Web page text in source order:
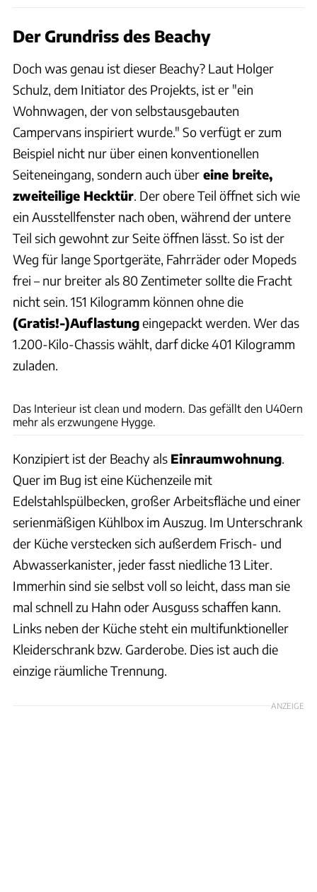
Der Grundriss des Beachy
Doch was genau ist dieser Beachy? Laut Holger
Schulz, dem Initiator des Projekts, ist er "ein
Wohnwagen, der von selbstausgebauten
Campervans inspiriert wurde." So verfügt er zum
Beispiel nicht nur über einen konventionellen
Seiteneingang, sondern auch über eine breite,
zweiteilige Hecktür. Der obere Teil öffnet sich wie
ein Ausstellfenster nach oben, während der untere
Teil sich gewohnt zur Seite öffnen lässt. So ist der
Weg für lange Sportgeräte, Fahrräder oder Mopeds
frei – nur breiter als 80 Zentimeter sollte die Fracht
nicht sein. 151 Kilogramm können ohne die
(Gratis!-)Auflastungeingepackt werden. Wer das
1.200-Kilo-Chassis wählt, darf dicke 401 Kilogramm
zuladen.
Das Interieur ist clean und modern. Das gefällt den U40ern
mehr als erzwungene Hygge.
Konzipiert ist der Beachy als Einraumwohnung.
Quer im Bug ist eine Küchenzeile mit
Edelstahlspülbecken, großer Arbeitsfläche und einer
serienmäßigen Kühlbox im Auszug. Im Unterschrank
der Küche verstecken sich außerdem Frisch- und
Abwasserkanister, jeder fasst niedliche 13 Liter.
Immerhin sind sie selbst voll so leicht, dass man sie
mal schnell zu Hahn oder Ausguss schaffen kann.
Links neben der Küche steht ein multifunktioneller
Kleiderschrank bzw. Garderobe. Dies ist auch die
einzige räumliche Trennung.
ANZEIGE